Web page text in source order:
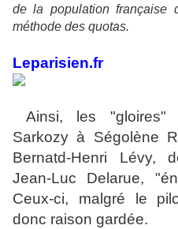
de la population
méthode des quotas.
Leparisien.fr
Ainsi, les "gloires"
Sarkozy à Ségolène
Bernatd-Henri Lévy,
Jean-Luc Delarue,
Ceux-ci, malgré le
donc raison gardée.